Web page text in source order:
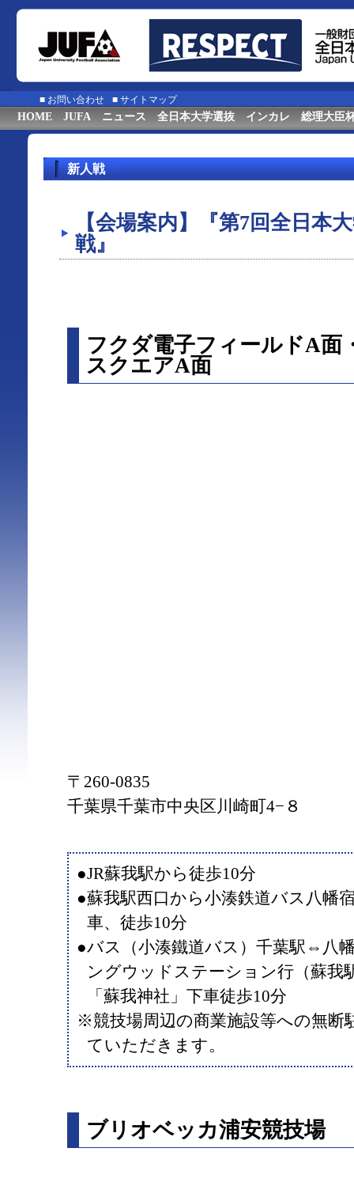
■ お問い合わせ ■ サイトマップ
HOME JUFA ニュース 全日本大学選抜 インカレ 総理大臣
新人戦
【会場案内】『第7回全日本
戦』
フクダ電子フィールドA面
スクエアA面
〒260-0835
千葉県千葉市中央区川崎町4−８
●JR蘇我駅から徒歩10分
●蘇我駅西口から小湊鉄道バス八幡
車、徒歩10分
●バス（小湊鐵道バス）千葉駅⇔八
ングウッドステーション行（蘇我
「蘇我神社」下車徒歩10分
※競技場周辺の商業施設等への無断
ていただきます。
ブリオベッカ浦安競技場